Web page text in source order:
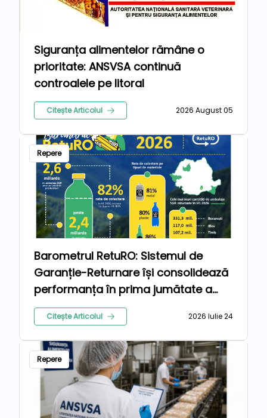
Siguranța alimentelor rămâne o
prioritate: ANSVSA continuă
controalele pe litoral
Citește Articolul 2026 August 05
Repere
Barometrul RetuRO: Sistemul de
Garanție-Returnare își consolidează
performanța în prima jumătate a
anului 2026
Citește Articolul 2026 Iulie 24
Repere